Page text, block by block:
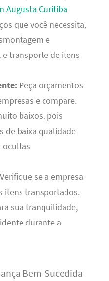
Augusta Curitiba
que você necessita,
e
transporte de itens
Peça orçamentos
e compare.
baixos, pois
de baixa qualidade
ocultas
Verifique se a empresa
itens transportados.
sua tranquilidade,
durante a
Bem-Sucedida